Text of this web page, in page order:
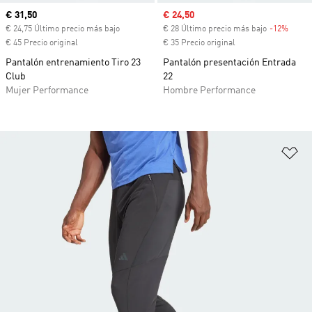
Precio actual
€ 31,50
€ 24,75 Último precio más bajo
€ 45 Precio original
Pantalón entrenamiento Tiro 23
Club
Mujer Performance
Precio de venta
€ 24,50
€ 28 Último precio más bajo -12%
€ 35 Precio original
Pantalón presentación Entrada
22
Hombre Performance